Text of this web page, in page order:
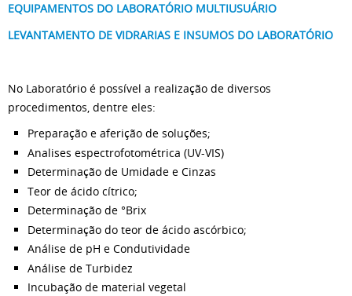
EQUIPAMENTOS DO LABORATÓRIO MULTIUSUÁRIO
LEVANTAMENTO DE VIDRARIAS E INSUMOS DO LABORATÓRIO
No Laboratório é possível a realização de diversos
procedimentos, dentre eles:
Preparação e aferição de soluções;
Analises espectrofotométrica (UV-VIS)
Determinação de Umidade e Cinzas
Teor de ácido cítrico;
Determinação de °Brix
Determinação do teor de ácido ascórbico;
Análise de pH e Condutividade
Análise de Turbidez
Incubação de material vegetal